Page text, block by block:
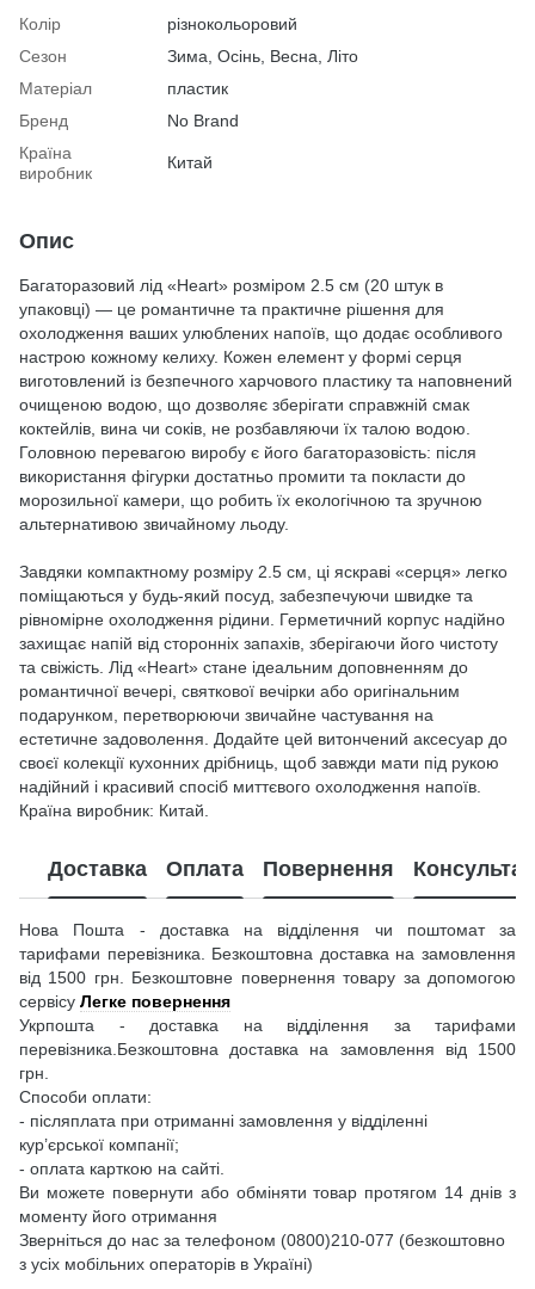
Колір
різнокольоровий
Сезон
Зима, Осінь, Весна, Літо
Матеріал
пластик
Бренд
No Brand
Країна
виробник
Китай
Опис
Багаторазовий лід «Heart» розміром 2.5 см (20 штук в
упаковці) — це романтичне та практичне рішення для
охолодження ваших улюблених напоїв, що додає особливого
настрою кожному келиху. Кожен елемент у формі серця
виготовлений із безпечного харчового пластику та наповнений
очищеною водою, що дозволяє зберігати справжній смак
коктейлів, вина чи соків, не розбавляючи їх талою водою.
Головною перевагою виробу є його багаторазовість: після
використання фігурки достатньо промити та покласти до
морозильної камери, що робить їх екологічною та зручною
альтернативою звичайному льоду.
Завдяки компактному розміру 2.5 см, ці яскраві «серця» легко
поміщаються у будь-який посуд, забезпечуючи швидке та
рівномірне охолодження рідини. Герметичний корпус надійно
захищає напій від сторонніх запахів, зберігаючи його чистоту
та свіжість. Лід «Heart» стане ідеальним доповненням до
романтичної вечері, святкової вечірки або оригінальним
подарунком, перетворюючи звичайне частування на
естетичне задоволення. Додайте цей витончений аксесуар до
своєї колекції кухонних дрібниць, щоб завжди мати під рукою
надійний і красивий спосіб миттєвого охолодження напоїв.
Країна виробник: Китай.
Доставка Оплата Повернення
Нова Пошта - доставка на відділення чи поштомат за
тарифами перевізника. Безкоштовна доставка на замовлення
від 1500 грн. Безкоштовне повернення товару за допомогою
сервісу Легке повернення
Укрпошта - доставка на відділення за тарифами
перевізника.Безкоштовна доставка на замовлення від 1500
грн.
Способи оплати:
- післяплата при отриманні замовлення у відділенні
кур’єрської компанії;
- оплата карткою на сайті.
Ви можете повернути або обміняти товар протягом 14 днів з
моменту його отримання
Зверніться до нас за телефоном (0800)210-077 (безкоштовно
з усіх мобільних операторів в Україні)